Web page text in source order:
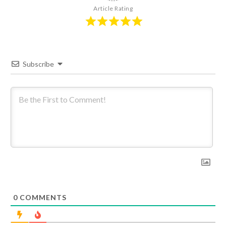
Article Rating
Subscribe
0 COMMENTS